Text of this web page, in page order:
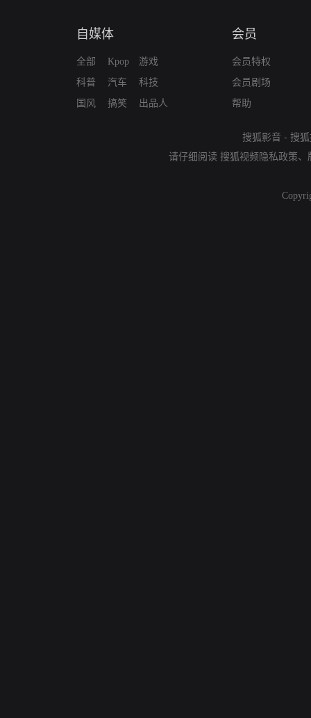
自媒体
全部
科普
国风
Kpop
汽车
搞笑
游戏
科技
出品人
会员
会员特权
会员剧场
帮助
搜狐影音 - 搜
请仔细阅读 搜狐视频隐私政策、